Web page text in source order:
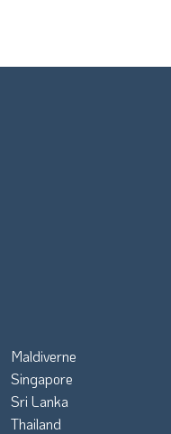
Maldiverne
Singapore
Sri Lanka
Thailand